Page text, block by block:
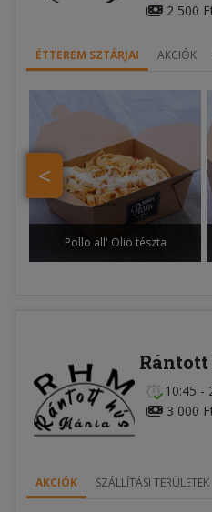
2 500
ÉTTEREM SZTÁRJAI AKCIÓK
<
Pollo all' Olio tészta
10:45 -
3 000
AKCIÓK SZÁLLÍTÁSI TERÜLETEK